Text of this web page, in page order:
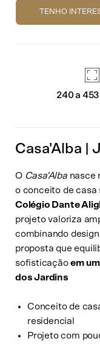
TENHO
240 a 453
Casa'Alba |
OCasa'Albanasce
o conceito de casa
Colégio Dante
projeto valoriza
combinando
proposta que
sofisticaçãoem
dos Jardins
Conceito de
residencial
Projeto com